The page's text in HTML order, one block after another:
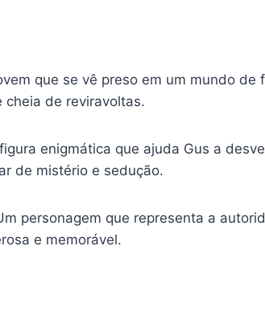
que se vê preso em um mundo
de reviravoltas.
enigmática que ajuda Gus a
de mistério e sedução.
personagem que representa a
e memorável.